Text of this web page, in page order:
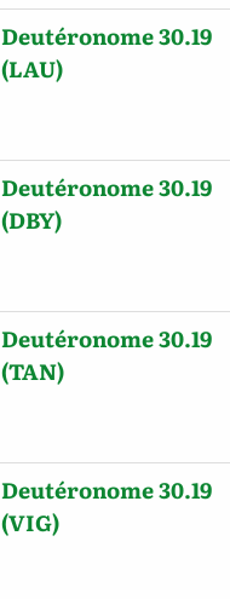
Deutéronome 30.19
(LAU)
Deutéronome 30.19
(DBY)
Deutéronome 30.19
(TAN)
Deutéronome 30.19
(VIG)